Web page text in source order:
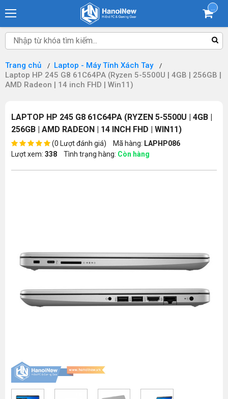
Trang chủ
Laptop - Máy Tính Xách Tay
Laptop HP 245 G8 61C64PA (Ryzen 5-5500U | 4GB | 256GB |
AMD Radeon | 14 inch FHD | Win11)
LAPTOP HP 245 G8 61C64PA (RYZEN 5-5500U | 4GB |
256GB | AMD RADEON | 14 INCH FHD | WIN11)
(0 Lượt đánh giá) Mã hàng: LAPHP086
Lượt xem: 338 Tình trạng hàng: Còn hàng